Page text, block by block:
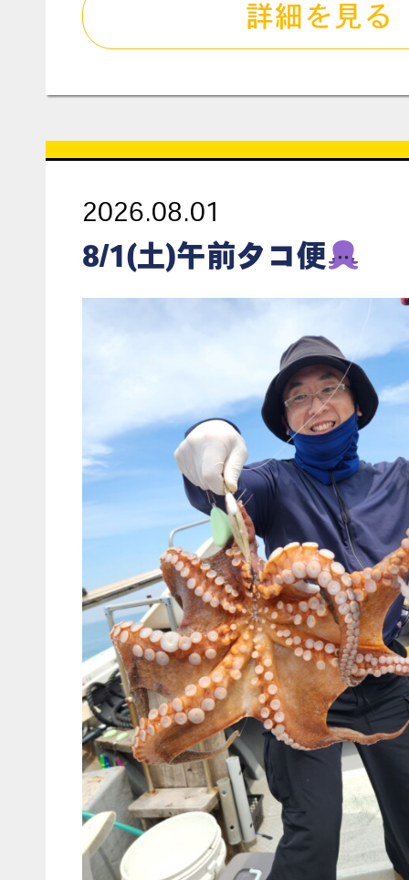
詳細を見る
2026.08.01
8/1(土)午前タコ便